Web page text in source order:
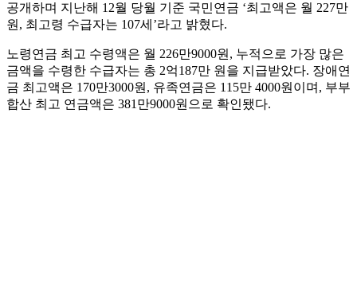
공개하며 지난해 12월 당월 기준 국민연금 ‘최고액은 월 227만
원, 최고령 수급자는 107세’라고 밝혔다.
노령연금 최고 수령액은 월 226만9000원, 누적으로 가장 많은
금액을 수령한 수급자는 총 2억187만 원을 지급받았다. 장애연
금 최고액은 170만3000원, 유족연금은 115만 4000원이며, 부부
합산 최고 연금액은 381만9000원으로 확인됐다.